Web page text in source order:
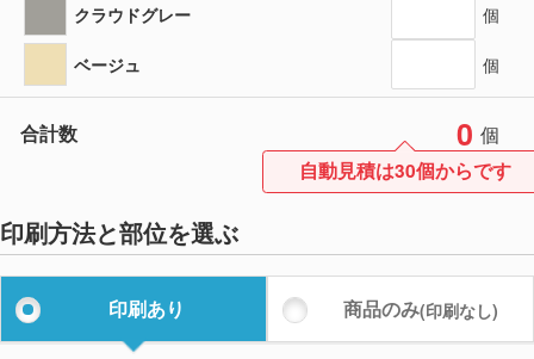
クラウドグレー 個
ベージュ 個
合計数 0 個
自動見積は30個からです
印刷方法と部位を選ぶ
印刷あり 商品のみ(印刷なし)